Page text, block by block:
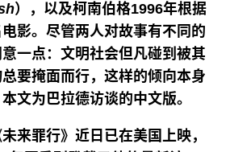
），以及柯南伯格1996年根据
影。尽管两人对故事有不同的
一点：文明社会但凡碰到被其
要掩面而行，这样的倾向本身
文为巴拉德访谈的中文版。
来罪行》近日已在美国上映，